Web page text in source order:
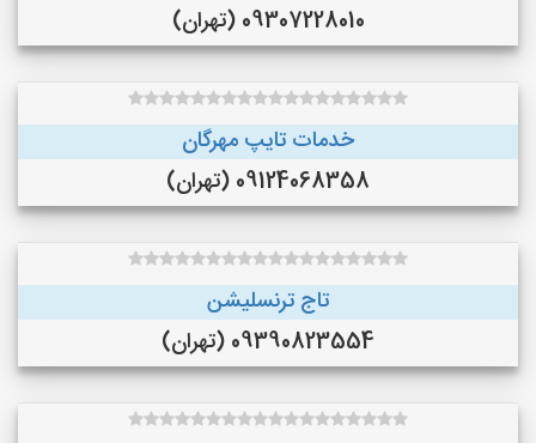
09307228010 (تهران)
خدمات تایپ مهرگان
09124068358 (تهران)
تاج ترنسلیشن
09390823554 (تهران)